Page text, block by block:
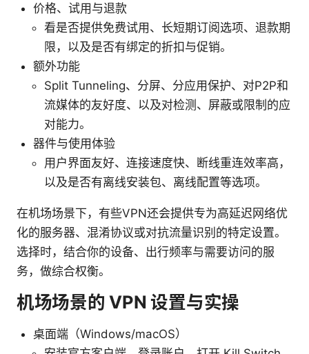
价格、试用与退款
看是否提供免费试用、长短期订阅选项、退款期
限，以及是否有绑定的折扣与促销。
额外功能
Split Tunneling、分屏、分应用保护、对P2P和
流媒体的友好度、以及对检测、屏蔽或限制的应
对能力。
器件与使用体验
用户界面友好、连接速度快、断线重连效率高，
以及是否有离线安装包、离线配置等选项。
在机场场景下，有些VPN还会提供专为高延迟网络优
化的服务器、混淆协议或对抗流量识别的特定设置。
选择时，结合你的设备、出行频率与需要访问的服
务，做综合权衡。
机场场景的 VPN 设置与实操
桌面端（Windows/macOS）